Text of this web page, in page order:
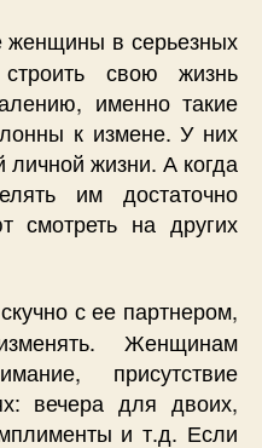
женщины в серьезных
свою жизнь
именно такие
к измене. У них
личной жизни. А когда
им достаточно
смотреть на других
с ее партнером,
Женщинам
присутствие
вечера для двоих,
и т.д. Если